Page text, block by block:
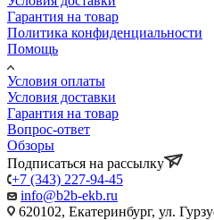
Гарантия на товар
Политика конфиденциальности
Помощь
Условия оплаты
Условия доставки
Гарантия на товар
Вопрос-ответ
Обзоры
Подписаться на рассылку
+7 (343) 227-94-45
info@b2b-ekb.ru
620102, Екатеринбург, ул.